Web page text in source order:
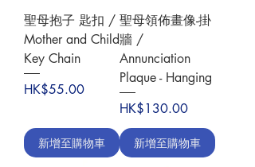
聖母抱子 匙扣 /
Mother and Child
Key Chain
價格
HK$55.00
新增至購物車
聖母領佈畫像-掛
牆 /
Annunciation
Plaque - Hanging
價格
HK$130.00
新增至購物車